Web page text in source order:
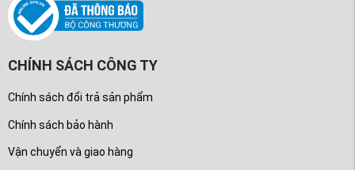
CHÍNH SÁCH CÔNG TY
Chính sách đổi trả sản phẩm
Chính sách bảo hành
Vận chuyển và giao hàng